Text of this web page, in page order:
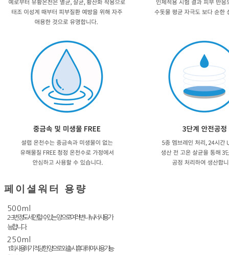
페이셜워터 용량
500ml
2-3번 정도 세안할 수 있는 양으로 여러번 나눠서 사용 가
능합니다.
250ml
1회 사용하기 적당한 양으로 외출 시 휴대하여 사용 가능